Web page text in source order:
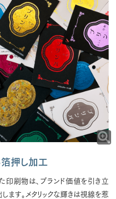
箔押し加工
刷物は、ブランド価値を引き立
ます。メタリックな輝きは視線を惹